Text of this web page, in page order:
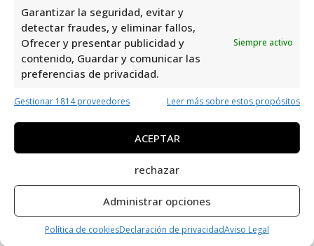
Garantizar la seguridad, evitar y
detectar fraudes, y eliminar fallos,
Ofrecer y presentar publicidad y
contenido, Guardar y comunicar las
preferencias de privacidad.
Siempre activo
Gestionar 1814 proveedores Leer más sobre estos propósitos
ACEPTAR
rechazar
Administrar opciones
Política de cookiesDeclaración de privacidadAviso Legal
destaca por su calidad y servicio. Si buscas
un corte de cabello o un afeitado impecable,
Rapscallion Barbers es el lugar ideal para ti.
Rapscallion Barbers
especialistas en barbería en la ciudad de
Orihuela Costa. Ofrecen una amplia gama de
servicios de barbería para hombres, desde
altamente capacitados garantiza un servicio
de alta calidad y atención personalizada. Si
buscas una experiencia de barbería